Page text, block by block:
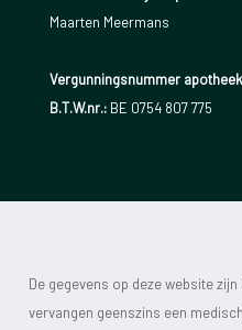
Maarten Meermans
Vergunningsnummer
B.T.W.nr.:BE 0754 807 775
De gegevens op deze website
vervangen geenszins een